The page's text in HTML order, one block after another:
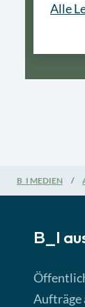
Alle
B_I MEDIEN
B_I
Aufträge